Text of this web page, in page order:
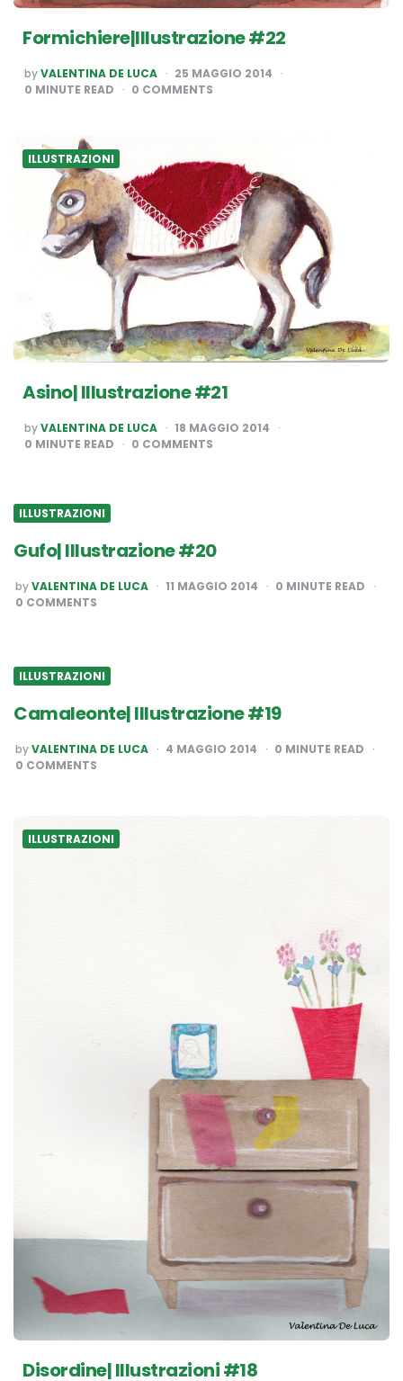
Formichiere|Illustrazione #22
POSTED
BY
byVALENTINA DE LUCA
25 MAGGIO 2014
0 MINUTE READ 0 COMMENTS
ILLUSTRAZIONI
Asino| Illustrazione #21
POSTED
BY
byVALENTINA DE LUCA
18 MAGGIO 2014
0 MINUTE READ 0 COMMENTS
ILLUSTRAZIONI
Gufo| Illustrazione #20
POSTED
BY
byVALENTINA DE LUCA 11 MAGGIO 2014 0 MINUTE READ
0 COMMENTS
ILLUSTRAZIONI
Camaleonte| Illustrazione #19
POSTED
BY
byVALENTINA DE LUCA 4 MAGGIO 2014 0 MINUTE READ
0 COMMENTS
ILLUSTRAZIONI
Disordine| Illustrazioni #18